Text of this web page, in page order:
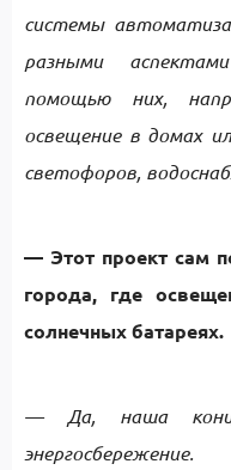
системы
разными
помощью них,
освещение в домах
светофоров,
— Этот проект сам
города, где
солнечных батареях.
— Да, наша
энергосбережение.